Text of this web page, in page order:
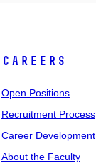
Careers
Open Positions
Recruitment Process
Career Development
About the Faculty